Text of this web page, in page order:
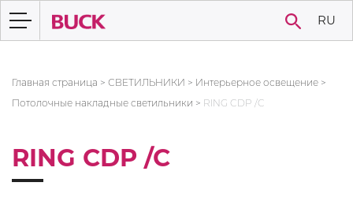
RU
Главная страница > СВЕТИЛЬНИКИ > Интерьерное освещение >
Потолочные накладные светильники > RING CDP /C
RING CDP /C